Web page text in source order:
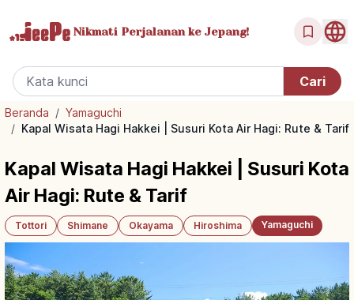
Nikmati Perjalanan ke Jepang!
Beranda / Yamaguchi
/ Kapal Wisata Hagi Hakkei | Susuri Kota Air Hagi: Rute & Tarif
Kapal Wisata Hagi Hakkei | Susuri Kota
Air Hagi: Rute & Tarif
Tottori Shimane Okayama Hiroshima Yamaguchi